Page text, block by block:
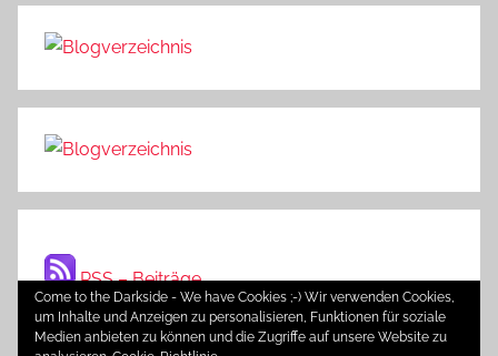
RSS – Beiträge
Come to the Darkside - We have Cookies ;-) Wir verwenden Cookies,
um Inhalte und Anzeigen zu personalisieren, Funktionen für soziale
Medien anbieten zu können und die Zugriffe auf unsere Website zu